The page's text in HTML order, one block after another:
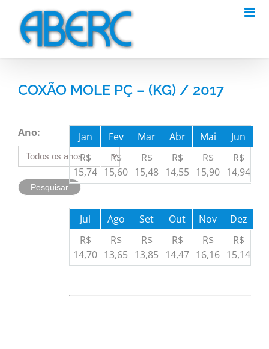
content
COXÃO MOLE PÇ – (KG) / 2017
Ano: Jan Fev Mar Abr Mai
Jun
R$
15,74
R$
15,60
R$
15,48
R$
14,55
R$
15,90
R$
14,94
Jul Ago Set Out Nov
Dez
R$
14,70
R$
13,65
R$
13,85
R$
14,47
R$
16,16
R$
15,14